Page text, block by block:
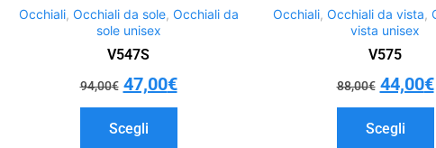
Occhiali, Occhiali da sole, Occhiali da
sole unisex
V547S
94,00€ 47,00€
Scegli
Occhiali, Occhiali da vista,
vista unisex
V575
88,00€ 44,00€
Scegli